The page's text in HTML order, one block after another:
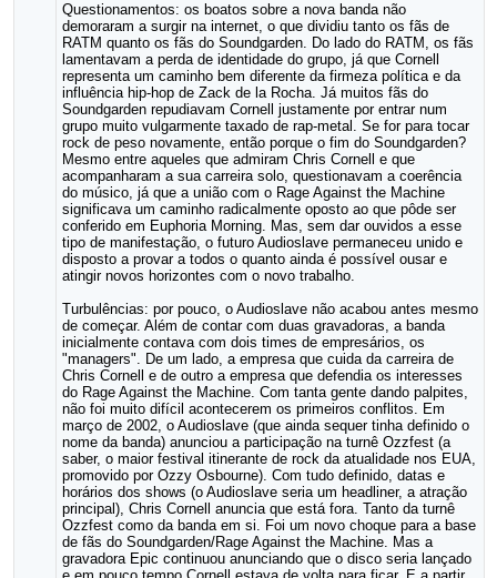
Questionamentos: os boatos sobre a nova banda não
demoraram a surgir na internet, o que dividiu tanto os fãs de
RATM quanto os fãs do Soundgarden. Do lado do RATM, os fãs
lamentavam a perda de identidade do grupo, já que Cornell
representa um caminho bem diferente da firmeza política e da
influência hip-hop de Zack de la Rocha. Já muitos fãs do
Soundgarden repudiavam Cornell justamente por entrar num
grupo muito vulgarmente taxado de rap-metal. Se for para tocar
rock de peso novamente, então porque o fim do Soundgarden?
Mesmo entre aqueles que admiram Chris Cornell e que
acompanharam a sua carreira solo, questionavam a coerência
do músico, já que a união com o Rage Against the Machine
significava um caminho radicalmente oposto ao que pôde ser
conferido em Euphoria Morning. Mas, sem dar ouvidos a esse
tipo de manifestação, o futuro Audioslave permaneceu unido e
disposto a provar a todos o quanto ainda é possível ousar e
atingir novos horizontes com o novo trabalho.
Turbulências: por pouco, o Audioslave não acabou antes mesmo
de começar. Além de contar com duas gravadoras, a banda
inicialmente contava com dois times de empresários, os
"managers". De um lado, a empresa que cuida da carreira de
Chris Cornell e de outro a empresa que defendia os interesses
do Rage Against the Machine. Com tanta gente dando palpites,
não foi muito difícil acontecerem os primeiros conflitos. Em
março de 2002, o Audioslave (que ainda sequer tinha definido o
nome da banda) anunciou a participação na turnê Ozzfest (a
saber, o maior festival itinerante de rock da atualidade nos EUA,
promovido por Ozzy Osbourne). Com tudo definido, datas e
horários dos shows (o Audioslave seria um headliner, a atração
principal), Chris Cornell anuncia que está fora. Tanto da turnê
Ozzfest como da banda em si. Foi um novo choque para a base
de fãs do Soundgarden/Rage Against the Machine. Mas a
gravadora Epic continuou anunciando que o disco seria lançado